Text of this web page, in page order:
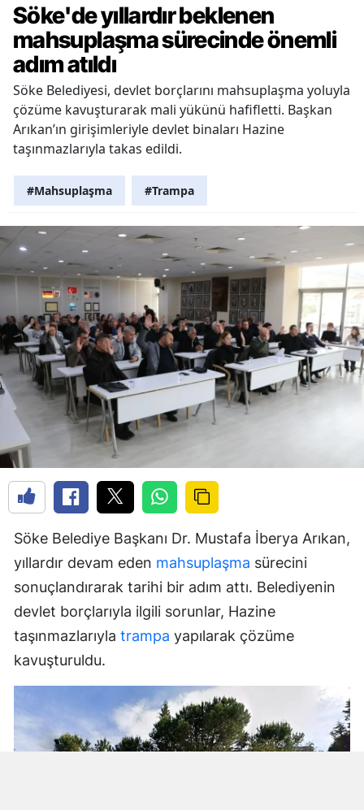
Söke'de yıllardır beklenen
mahsuplaşma sürecinde önemli
adım atıldı
Söke Belediyesi, devlet borçlarını mahsuplaşma yoluyla
çözüme kavuşturarak mali yükünü hafifletti. Başkan
Arıkan’ın girişimleriyle devlet binaları Hazine
taşınmazlarıyla takas edildi.
#Mahsuplaşma #Trampa
Söke Belediye Başkanı Dr. Mustafa İberya Arıkan,
yıllardır devam eden mahsuplaşma sürecini
sonuçlandırarak tarihi bir adım attı. Belediyenin
devlet borçlarıyla ilgili sorunlar, Hazine
taşınmazlarıyla trampa yapılarak çözüme
kavuşturuldu.